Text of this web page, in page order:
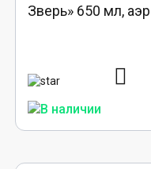
Зверь» 650 мл,